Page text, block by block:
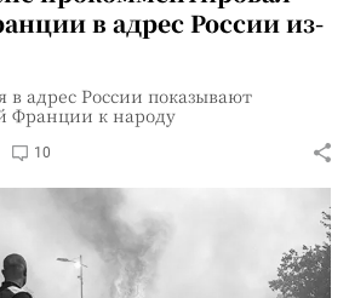
в адрес России из-
адрес России показывают
Франции к народу
10